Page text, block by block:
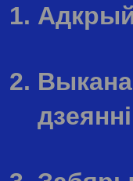
дзеянні